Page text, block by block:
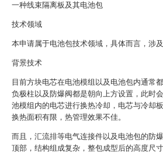
一种线束隔离板及其电池包
技术领域
本申请属于电池包技术领域，具体而言，涉
背景技术
目前方块电芯在电池模组以及电池包内通常
负极柱以及防爆阀都是朝向上方设置，此时
池模组内的电芯进行换热冷却，电芯与冷却
换热面积有限，热管理效果不佳。
而且，汇流排等电气连接件以及电池包的防
顶部，结构组成复杂，整包成型后的高度尺